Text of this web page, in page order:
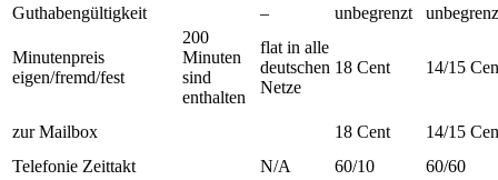
Guthabengültigkeit
– unbegrenzt
Minutenpreis
eigen/fremd/fest
200
Minuten
sind
enthalten
flat in alle
deutschen
Netze
18 Cent 14/15
zur Mailbox 18 Cent
14/15
Telefonie Zeittakt
N/A 60/10
60/60